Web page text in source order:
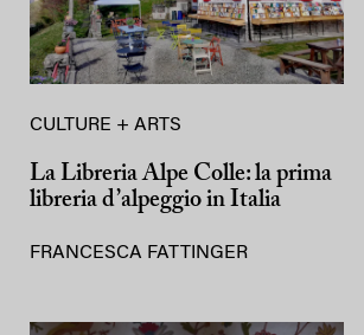
CULTURE + ARTS
La Libreria Alpe Colle: la prima
libreria d’alpeggio in Italia
FRANCESCA FATTINGER